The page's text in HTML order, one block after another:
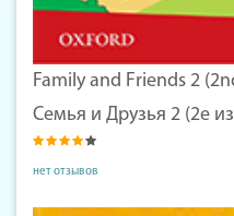
Family and Friends 2
Семья и Друзья 2 (2е
нет отзывов